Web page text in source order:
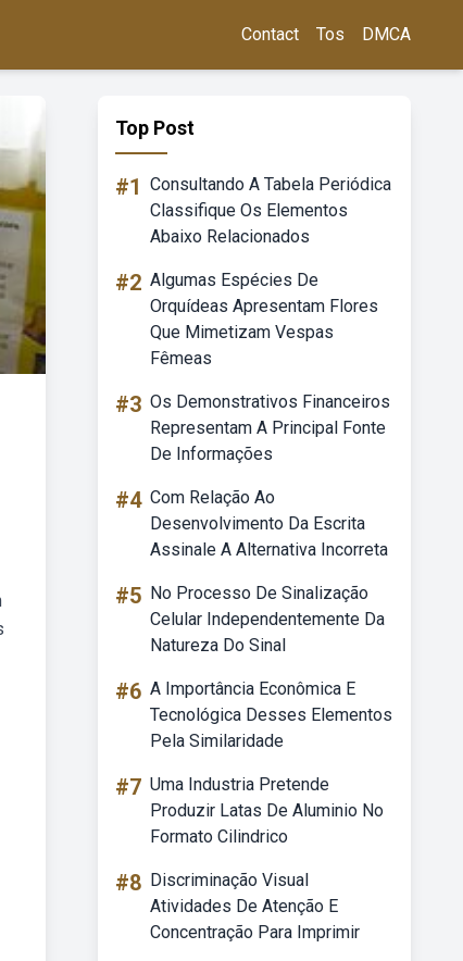
Contact Tos DMCA
Top Post
#1 Consultando A Tabela Periódica
Classifique Os Elementos
Abaixo Relacionados
#2 Algumas Espécies De
Orquídeas Apresentam Flores
Que Mimetizam Vespas
Fêmeas
#3 Os Demonstrativos Financeiros
Representam A Principal Fonte
De Informações
#4 Com Relação Ao
Desenvolvimento Da Escrita
Assinale A Alternativa Incorreta
#5 No Processo De Sinalização
Celular Independentemente Da
Natureza Do Sinal
#6 A Importância Econômica E
Tecnológica Desses Elementos
Pela Similaridade
#7 Uma Industria Pretende
Produzir Latas De Aluminio No
Formato Cilindrico
#8 Discriminação Visual
Atividades De Atenção E
Concentração Para Imprimir